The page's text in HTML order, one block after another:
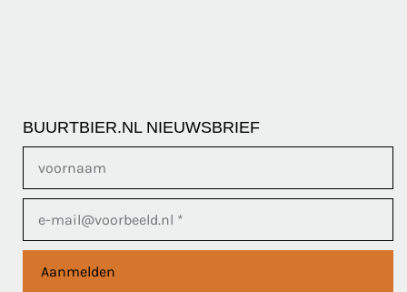
BUURTBIER.NL NIEUWSBRIEF
Aanmelden